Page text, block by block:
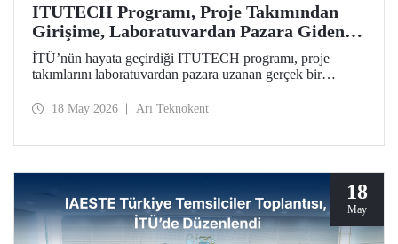
ITUTECH Programı, Proje Takımından
Girişime, Laboratuvardan Pazara Giden
Yolda Öğrencilerin Yanında
İTÜ’nün hayata geçirdiği ITUTECH programı, proje
takımlarını laboratuvardan pazara uzanan gerçek bir
18 May 2026 Arı Teknokent
18
May